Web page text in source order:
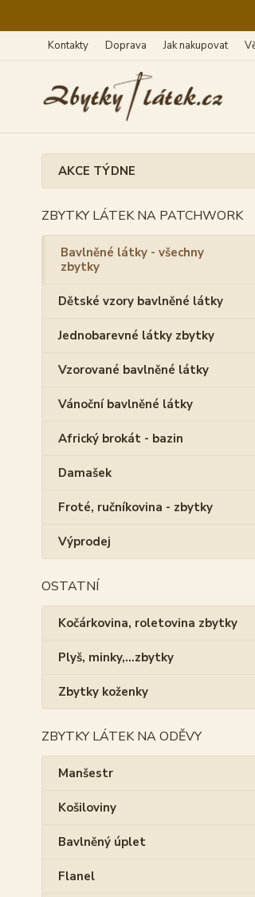
Kontakty Doprava Jak nakupovat
AKCE TÝDNE
ZBYTKY LÁTEK NA PATCHWORK
Bavlněné látky - všechny
zbytky
Dětské vzory bavlněné látky
Jednobarevné látky zbytky
Vzorované bavlněné látky
Vánoční bavlněné látky
Africký brokát - bazin
Damašek
Froté, ručníkovina - zbytky
Výprodej
OSTATNÍ
Kočárkovina, roletovina zbytky
Plyš, minky,...zbytky
Zbytky koženky
ZBYTKY LÁTEK NA ODĚVY
Manšestr
Košiloviny
Bavlněný úplet
Flanel